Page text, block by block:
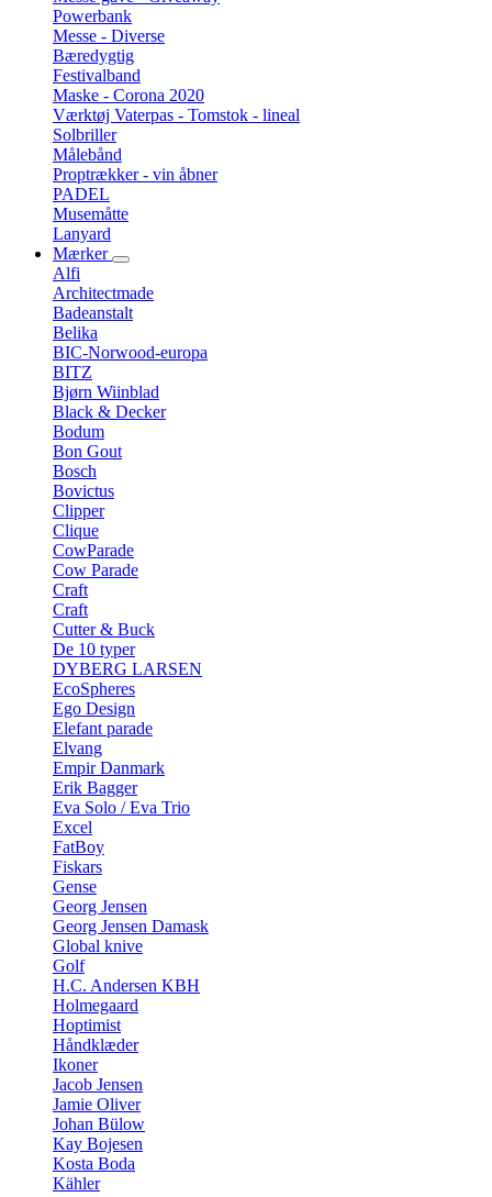
Powerbank
Messe - Diverse
Bæredygtig
Festivalband
Maske - Corona 2020
Værktøj Vaterpas - Tomstok - lineal
Solbriller
Målebånd
Proptrækker - vin åbner
PADEL
Musemåtte
Lanyard
Mærker
Alfi
Architectmade
Badeanstalt
Belika
BIC-Norwood-europa
BITZ
Bjørn Wiinblad
Black & Decker
Bodum
Bon Gout
Bosch
Bovictus
Clipper
Clique
CowParade
Cow Parade
Craft
Craft
Cutter & Buck
De 10 typer
DYBERG LARSEN
EcoSpheres
Ego Design
Elefant parade
Elvang
Empir Danmark
Erik Bagger
Eva Solo / Eva Trio
Excel
FatBoy
Fiskars
Gense
Georg Jensen
Georg Jensen Damask
Global knive
Golf
H.C. Andersen KBH
Holmegaard
Hoptimist
Håndklæder
Ikoner
Jacob Jensen
Jamie Oliver
Johan Bülow
Kay Bojesen
Kosta Boda
Kähler